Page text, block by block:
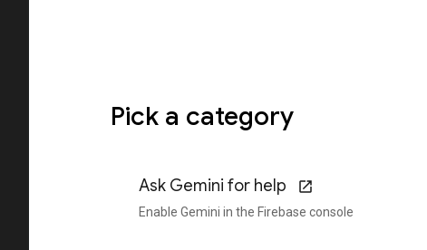
Pick a category
Ask Gemini for help
Enable Gemini in the Firebase console